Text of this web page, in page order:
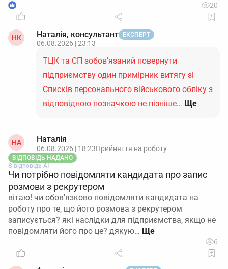
1 20
НК Наталія, консультант ЕКСПЕРТ
06.08.2026 | 23:13
ТЦК та СП зобов'язаний повернути
підприємству один примірник витягу зі
Списків персонального військового обліку з
відповідною позначкою не пізніше… Ще
НА Наталія
06.08.2026 | 18:23Прийняття на роботу
ВІДПОВІДЬ НАДАНО
Є відповідь АІ
Чи потрібно повідомляти кандидата про запис
розмови з рекрутером
вітаю! чи обов'язково повідомляти кандидата на
роботу про те, що його розмова з рекрутером
записується? які наслідки для підприємства, якщо не
повідомляти його про це? дякую…
6